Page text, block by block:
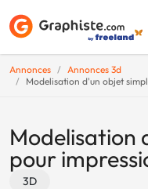
Annonces
Annonces 3d
Modelisation d'un objet
Modelisation
pour
3D